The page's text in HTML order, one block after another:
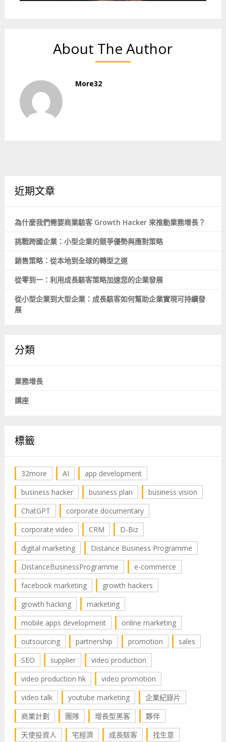
About The Author
More32
近期文章
為什麼我們需要商業駭客 Growth Hacker 來推動業務增長？
挑戰跨國企業：小型企業的競爭優勢與應對策略
銷售策略：從本地到全球的轉型之道
從零到一：利用成長駭客策略加速您的企業發展
從小型企業到大型企業：成長駭客如何幫助企業實現可持續發
展
分類
業務增長
講座
標籤
32more AI
app development
business hacker
business plan
business vision
ChatGPT
corporate documentary
corporate video
CRM
D-Biz
digital marketing
Distance Business Programme
DistanceBusinessProgramme
e-commerce
facebook marketing
growth hackers
growth hacking
marketing
mobile apps development
online marketing
outsourcing
partnership promotion
sales
SEO
supplier
video production
video production hk
video promotion
video talk
youtube marketing
企業紀錄片
商業計劃
團隊 增長型黑客
夥伴
天使投資人
宅經濟 成長駭客 找生意